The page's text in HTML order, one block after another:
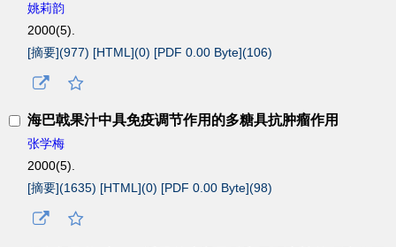
姚莉韵
2000(5).
[摘要](977) [HTML](0) [PDF 0.00 Byte](106)
海巴戟果汁中具免疫调节作用的多糖具抗肿瘤作用
张学梅
2000(5).
[摘要](1635) [HTML](0) [PDF 0.00 Byte](98)